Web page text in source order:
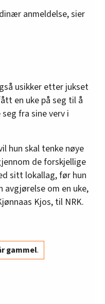
anmeldelse, sier
usikker etter jukset
en uke på seg til å
fra sine verv i
hun skal tenke nøye
de forskjellige
sitt lokallag, før hun
avgjørelse om en uke,
Kjos, til NRK.
gammel.